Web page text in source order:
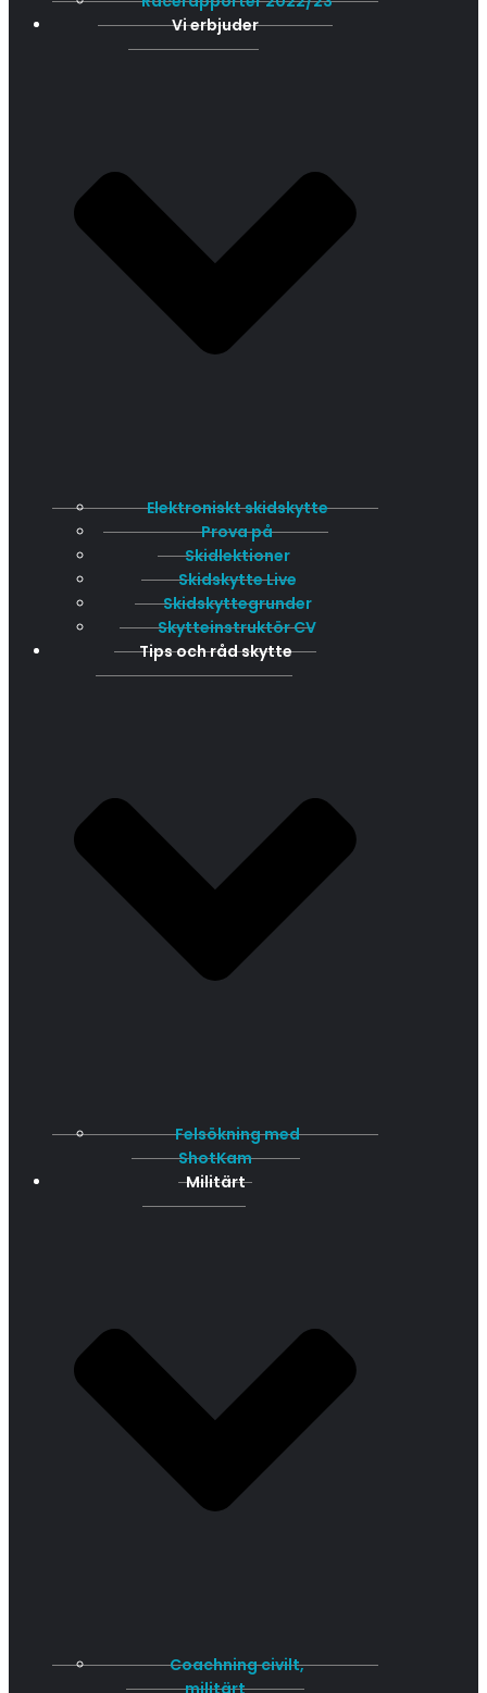
Vi erbjuder
Elektroniskt skidskytte
Prova på
Skidlektioner
Skidskytte Live
Skidskyttegrunder
Skytteinstruktör CV
Tips och råd skytte
Felsökning med
ShotKam
Militärt
Coachning civilt,
militärt